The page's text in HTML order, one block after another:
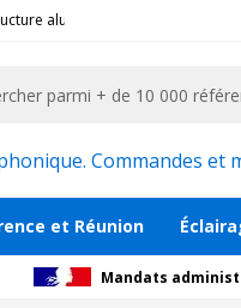
alu pour l'évènementiel et
Commandes
et Réunion
Mandats